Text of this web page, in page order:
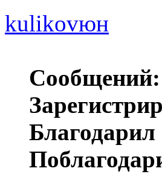
kulikovюн
Сообщений:
Благодарил